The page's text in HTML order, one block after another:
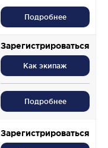
Подробнее
Зарегистрироваться
Как экипаж
Подробнее
Зарегистрироваться